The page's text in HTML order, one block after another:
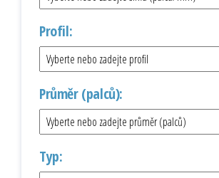
Profil:
Průměr (palců):
Typ: